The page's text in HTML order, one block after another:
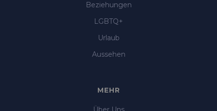
Beziehungen
LGBTQ+
Urlaub
Aussehen
MEHR